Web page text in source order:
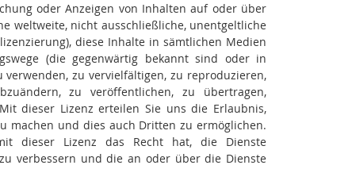
oder Anzeigen von Inhalten auf oder über
weltweite, nicht ausschließliche, unentgeltliche
diese Inhalte in sämtlichen Medien
(die gegenwärtig bekannt sind oder in
zu vervielfältigen, zu reproduzieren,
zu veröffentlichen, zu übertragen,
dieser Lizenz erteilen Sie uns die Erlaubnis,
machen und dies auch Dritten zu ermöglichen.
dieser Lizenz das Recht hat, die Dienste
verbessern und die an oder über die Dienste